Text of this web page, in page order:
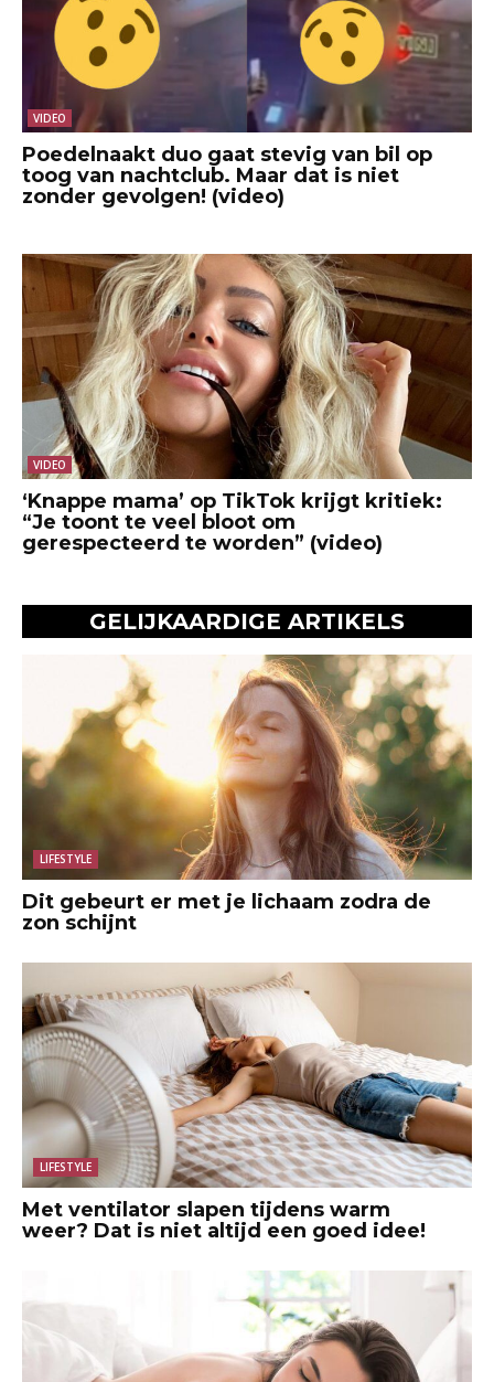
VIDEO
Poedelnaakt duo gaat stevig van bil op
toog van nachtclub. Maar dat is niet
zonder gevolgen! (video)
VIDEO
‘Knappe mama’ op TikTok krijgt kritiek:
“Je toont te veel bloot om
gerespecteerd te worden” (video)
GELIJKAARDIGE ARTIKELS
LIFESTYLE
Dit gebeurt er met je lichaam zodra de
zon schijnt
LIFESTYLE
Met ventilator slapen tijdens warm
weer? Dat is niet altijd een goed idee!